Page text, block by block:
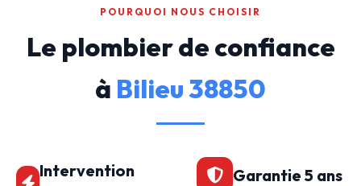
POURQUOI NOUS CHOISIR
Le plombier de confiance
à Bilieu 38850
Intervention
Garantie 5 ans